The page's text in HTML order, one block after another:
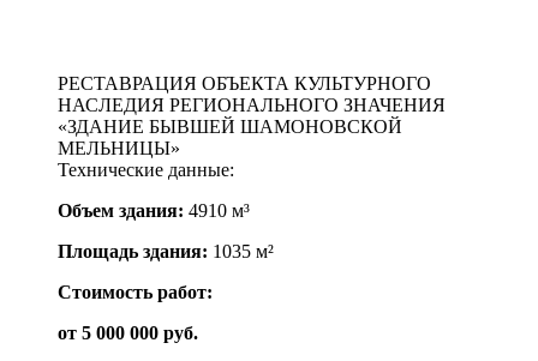
РЕСТАВРАЦИЯ ОБЪЕКТА КУЛЬТУРНОГО
НАСЛЕДИЯ РЕГИОНАЛЬНОГО ЗНАЧЕНИЯ
«ЗДАНИЕ БЫВШЕЙ ШАМОНОВСКОЙ
МЕЛЬНИЦЫ»
Технические данные:
Объем здания: 4910 м³
Площадь здания: 1035 м²
Стоимость работ:
от 5 000 000 руб.